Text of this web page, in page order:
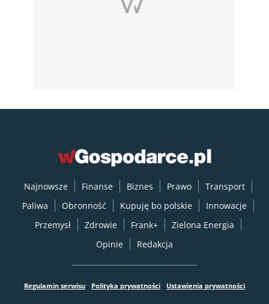
Najnowsze Finanse Biznes Prawo
Transport
Paliwa
Obronność Kupuję bo polskie
Innowacje
Przemysł
Zdrowie Frank+
Zielona Energia
Opinie
Redakcja
Regulamin serwisu Polityka prywatności Ustawienia prywatności